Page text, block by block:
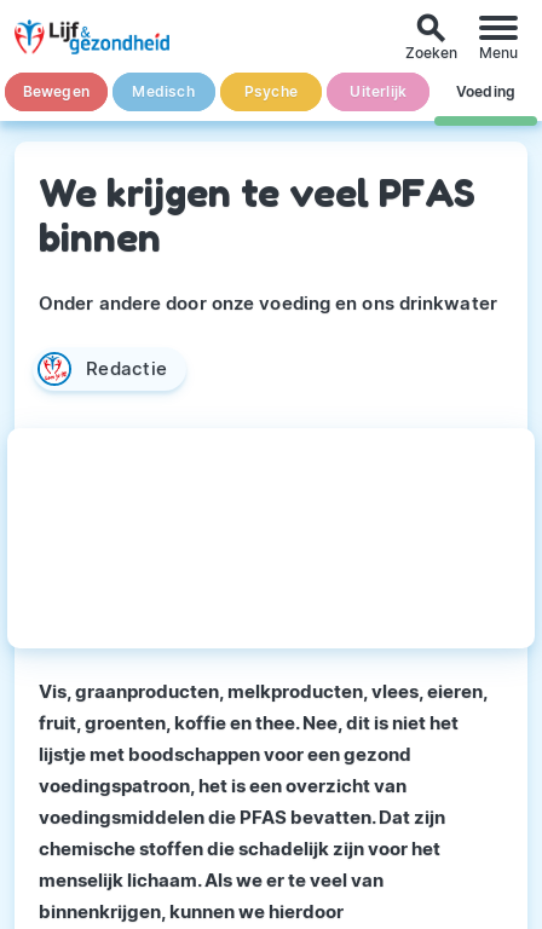
Bewegen Medisch Psyche Uiterlijk Voeding
search
Zoeken Menu
We krijgen te veel PFAS
binnen
Onder andere door onze voeding en ons drinkwater
Redactie
Vis, graanproducten, melkproducten, vlees, eieren,
fruit, groenten, koffie en thee. Nee, dit is niet het
lijstje met boodschappen voor een gezond
voedingspatroon, het is een overzicht van
voedingsmiddelen die PFAS bevatten. Dat zijn
chemische stoffen die schadelijk zijn voor het
menselijk lichaam. Als we er te veel van
binnenkrijgen, kunnen we hierdoor